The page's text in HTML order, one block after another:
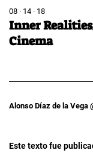
08 · 14 · 18
Inner
Cinema
Alonso Díaz de la Vega
Este texto fue